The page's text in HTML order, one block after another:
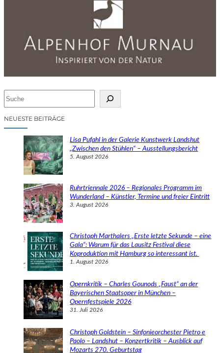
cNEUESTE BEITRÄGE
Lisa Pufahl in der Galerie Kunstwerk Landshut
„Zwischen den Stühlen“ – Ausstellungsbericht
5. August 2026
Ruhrtriennale 2026 – Regionales Programm im
Wunderland – Künstler, Termine und freier Eintritt
3. August 2026
Christoph Marthalers „Erste letzte Sekunde – eine
Gala“: Warum für das Lausitz Festival diese
Koproduktion mit Hamburg so interessant ist.
1. August 2026
Opernkritik – Charles Gounods „Faust“ an der
Bayerischen Staatsoper in München –
Opernfestspiele 2026
31. Juli 2026
Christoph Goldstein – Sinfonieorchester Pietro e
Paolo – Landshut – Konzertkritik – Ausblick auf
Mozarts 270. Geburtstag